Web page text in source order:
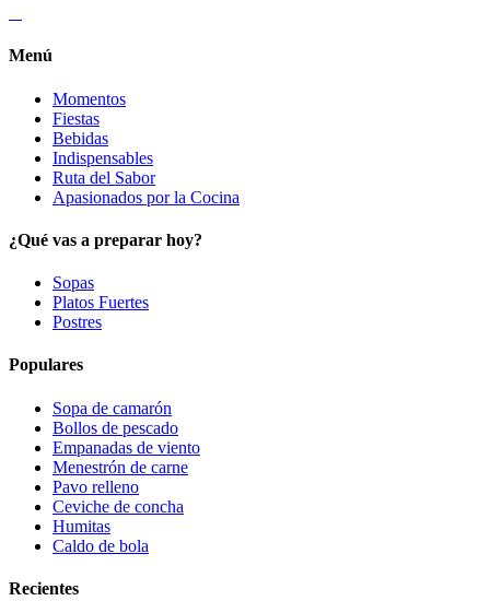
Menú
Momentos
Fiestas
Bebidas
Indispensables
Ruta del Sabor
Apasionados por la Cocina
¿Qué vas a preparar hoy?
Sopas
Platos Fuertes
Postres
Populares
Sopa de camarón
Bollos de pescado
Empanadas de viento
Menestrón de carne
Pavo relleno
Ceviche de concha
Humitas
Caldo de bola
Recientes